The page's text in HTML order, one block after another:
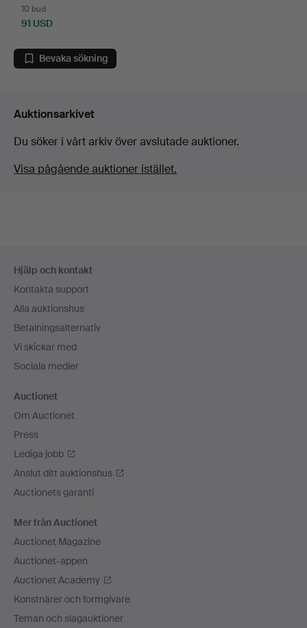
10 bud
91 USD
Bevaka sökning
Auktionsarkivet
Du söker i vårt arkiv över avslutade auktioner.
Visa pågående auktioner istället.
Hjälp och kontakt
Kontakta support
Alla auktionshus
Betalningsalternativ
Vi skickar med
Sociala medier
Auctionet
Om Auctionet
Press
Lediga jobb
Anslut ditt auktionshus
Auctionets garanti
Mer från Auctionet
Auctionet Magazine
Auctionet-appen
Auctionet Academy
Konstnärer och formgivare
Teman och slagauktioner